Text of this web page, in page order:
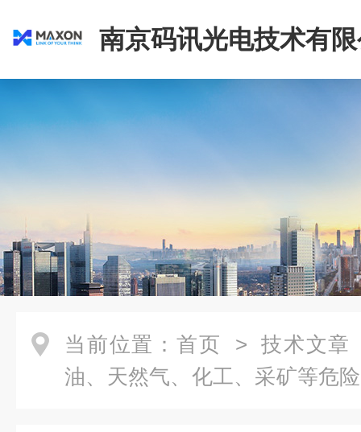
南京码讯光电技术有
当前位置： 首页 > 技术文章
油、天然气、化工、采矿等危